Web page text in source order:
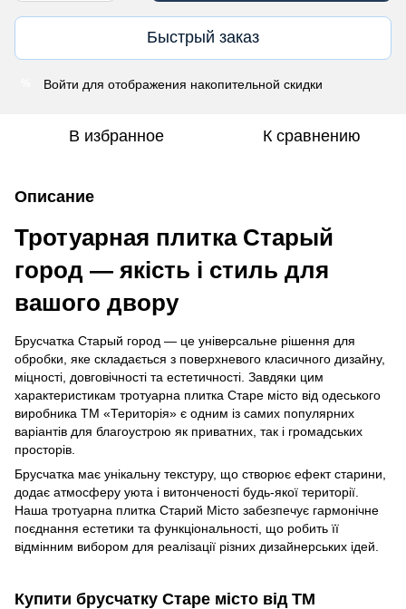
Быстрый заказ
Войти для отображения накопительной скидки
В избранное К сравнению
Описание
Тротуарная плитка Старый
город — якість і стиль для
вашого двору
Брусчатка Старый город — це універсальне рішення для
обробки, яке складається з поверхневого класичного дизайну,
міцності, довговічності та естетичності. Завдяки цим
характеристикам тротуарна плитка Старе місто від одеського
виробника ТМ «Територія» є одним із самих популярних
варіантів для благоустрою як приватних, так і громадських
просторів.
Брусчатка має унікальну текстуру, що створює ефект старини,
додає атмосферу уюта і витонченості будь-якої території.
Наша тротуарна плитка Старий Місто забезпечує гармонічне
поєднання естетики та функціональності, що робить її
відмінним вибором для реалізації різних дизайнерських ідей.
Купити брусчатку Старе місто від ТМ